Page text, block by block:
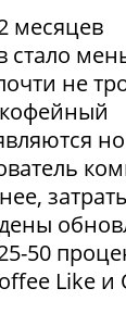
месяцев
стало
не
50
Like и